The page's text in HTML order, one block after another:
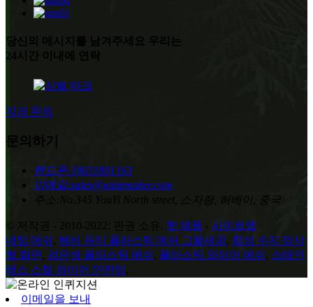
당신의 메시지를 남겨주세요 우리는
24시간 이내에 연락
지금 문의
문의하기
핸드폰:18631801163
이메일:sales@unitemaker.com
No.345 YouYi North street, 스자좡, 허베이, 중국
© 저작권 - 2010-2022: 판권 소유. 핫 제품 - 사이트맵
네팅 메쉬
헤비 듀티 플라스틱 메쉬 그물세공 합성 수지 망사
형 화면
검은색 플라스틱 메쉬 플라스틱 와이어 메쉬
스테인
레스 스틸 와이어 안전망
이메일을 보내